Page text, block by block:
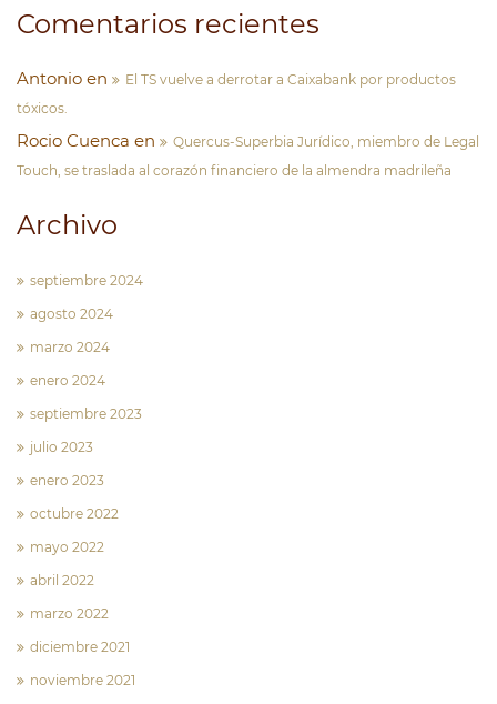
Comentarios recientes
Antonio en
El TS vuelve a derrotar a Caixabank por productos
tóxicos.
Rocio Cuenca en
Quercus-Superbia Jurídico, miembro de Legal
Touch, se traslada al corazón financiero de la almendra madrileña
Archivo
septiembre 2024
agosto 2024
marzo 2024
enero 2024
septiembre 2023
julio 2023
enero 2023
octubre 2022
mayo 2022
abril 2022
marzo 2022
diciembre 2021
noviembre 2021